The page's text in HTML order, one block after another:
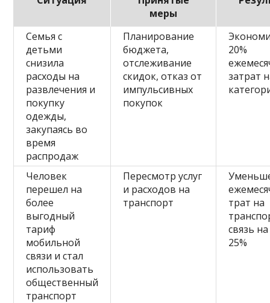
меры
Семья с
детьми
снизила
расходы на
развлечения и
покупку
одежды,
закупаясь во
время
распродаж
Планирование
бюджета,
отслеживание
скидок, отказ от
импульсивных
покупок
20%
затрат
Человек
перешел на
более
выгодный
тариф
мобильной
связи и стал
использовать
общественный
транспорт
Пересмотр услуг
и расходов на
транспорт
трат на
связь
25%